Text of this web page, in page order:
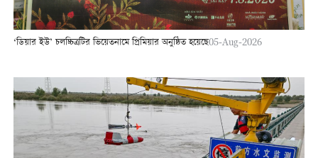
‘ডিয়ার ইউ’ চলচ্চিত্রটির ভিয়েতনামে প্রিমিয়ার অনুষ্ঠিত হয়েছে05-Aug-2026